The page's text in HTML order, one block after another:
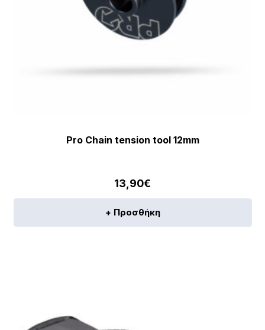
Pro Chain tension tool 12mm
13,90€
+ Προσθήκη